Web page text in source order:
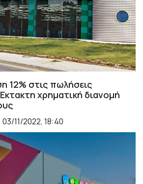
12% στις πωλήσεις
χρηματική διανομή
03/11/2022, 18:40